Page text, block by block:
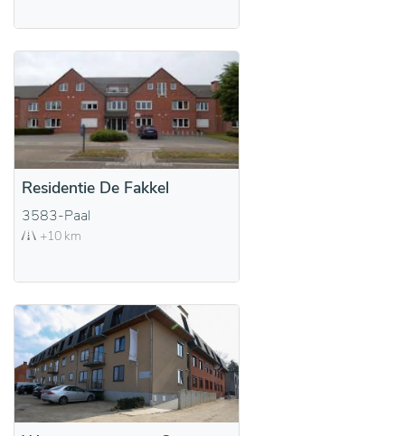
Residentie De Fakkel
3583-Paal
+10 km